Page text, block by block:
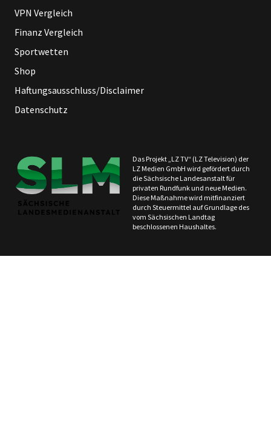
VPN Vergleich
Finanz Vergleich
Sportwetten
Shop
Haftungsausschluss/Disclaimer
Datenschutz
Das Projekt „LZ TV“ (LZ Television) der
LZ Medien GmbH wird gefördert durch
die Sächsische Landesanstalt für
privaten Rundfunk und neue Medien.
Diese Maßnahme wird mitfinanziert
durch Steuermittel auf Grundlage des
vom Sächsischen Landtag
beschlossenen Haushaltes.